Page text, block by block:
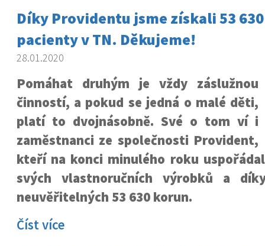
Díky Providentu jsme získali 53
pacienty v TN. Děkujeme!
28.01.2020
Pomáhat druhým je vždy záslužnou
činností, a pokud se jedná o malé děti,
platí to dvojnásobně. Své o tom ví i
zaměstnanci ze společnosti Provident,
kteří na konci minulého roku
svých vlastnoručních výrobků a
neuvěřitelných 53 630 korun.
Číst více